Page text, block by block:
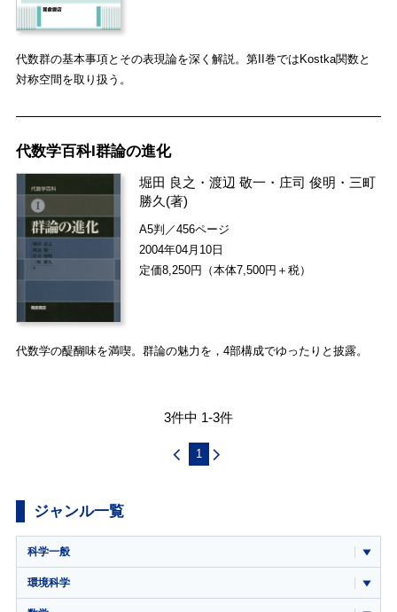
代数群の基本事項とその表現論を深く解説。第II巻ではKostka関数と
対称空間を取り扱う。
代数学百科I群論の進化
堀田 良之 ・渡辺 敬一 ・ 庄司 俊明 ・ 三町
勝久 (著)
A5判／456ページ
2004年04月10日
定価8,250円（本体7,500円＋税）
代数学の醍醐味を満喫。群論の魅力を，4部構成でゆったりと披露。
3件中 1-3件
1
ジャンル一覧
科学一般
環境科学